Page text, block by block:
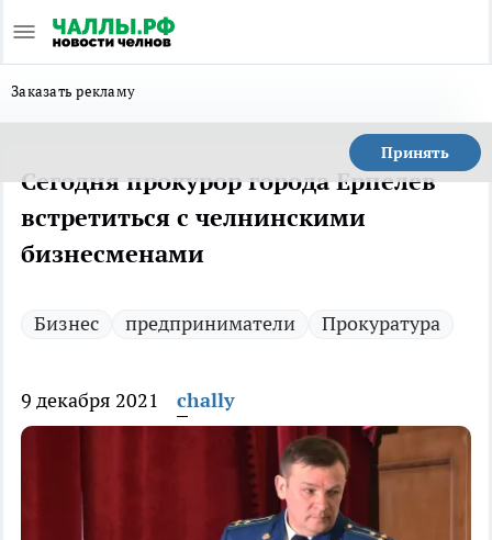
Заказать рекламу
Принять
Сегодня прокурор города Ерпелев
встретиться с челнинскими
бизнесменами
Бизнес предприниматели Прокуратура
9 декабря 2021 chally